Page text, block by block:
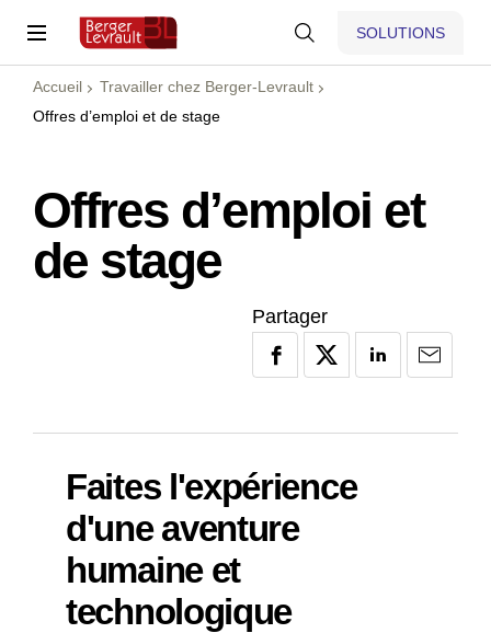
SOLUTIONS
Accueil
Travailler chez Berger-Levrault
Offres d’emploi et de stage
Offres d’emploi et
de stage
Partager
Faites l'expérience
d'une aventure
humaine et
technologique